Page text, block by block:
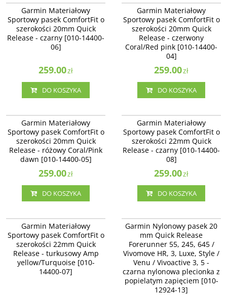
Garmin Materiałowy Sportowy
pasek ComfortFit o szerokości
20mm Quick Release - czarny [010-
14400-06]
Garmin Materiałowy
Sportowy pasek ComfortFit o
szerokości 20mm Quick
Release - czarny [010-14400-
06]
259.00zł
DO KOSZYKA
Garmin Materiałowy Sportowy
pasek ComfortFit o szerokości
20mm Quick Release - czerwony
Coral/Red pink [010-14400-04]
Garmin Materiałowy
Sportowy pasek ComfortFit o
szerokości 20mm Quick
Release - czerwony
Coral/Red pink [010-14400-
04]
259.00zł
DO KOSZYKA
Garmin Materiałowy Sportowy
pasek ComfortFit o szerokości
20mm Quick Release - różowy
Coral/Pink dawn [010-14400-05]
Garmin Materiałowy
Sportowy pasek ComfortFit o
szerokości 20mm Quick
Release - różowy Coral/Pink
dawn [010-14400-05]
259.00zł
DO KOSZYKA
Garmin Materiałowy Sportowy
pasek ComfortFit o szerokości
22mm Quick Release - czarny [010-
14400-08]
Garmin Materiałowy
Sportowy pasek ComfortFit o
szerokości 22mm Quick
Release - czarny [010-14400-
08]
259.00zł
DO KOSZYKA
Garmin Materiałowy Sportowy
pasek ComfortFit o szerokości
22mm Quick Release - turkusowy
Amp yellow/Turquoise [010-14400-
07]
Garmin Materiałowy
Sportowy pasek ComfortFit o
szerokości 22mm Quick
Release - turkusowy Amp
yellow/Turquoise [010-
14400-07]
Garmin Nylonowy pasek 20 mm
Quick Release Forerunner 55, 245,
645 / Vivomove HR, 3, Luxe, Style /
Venu / Vivoactive 3 - czarna
nylonowa plecionka z popielatym
zapięciem [010-12924-13]
Garmin Nylonowy pasek 20
mm Quick Release
Forerunner 55, 245, 645 /
Vivomove HR, 3, Luxe, Style /
Venu / Vivoactive 3, 5 -
czarna nylonowa plecionka z
popielatym zapięciem [010-
12924-13]